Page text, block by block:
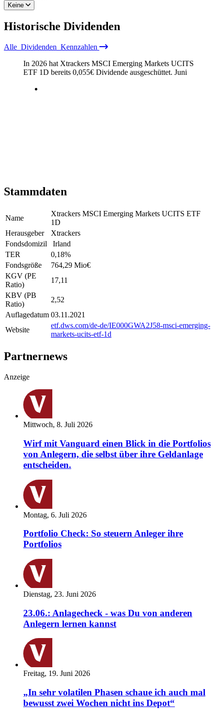
Keine
Historische Dividenden
Alle Dividenden Kennzahlen
In 2026 hat Xtrackers MSCI Emerging Markets UCITS
ETF 1D bereits 0,055€ Dividende ausgeschüttet. Juni
Stammdaten
Name
Xtrackers MSCI Emerging Markets UCITS ETF
1D
Herausgeber
Xtrackers
Fondsdomizil
Irland
TER
0,18%
Fondsgröße
764,29 Mio€
KGV (PE
Ratio)
17,11
KBV (PB
Ratio)
2,52
Auflagedatum 03.11.2021
Website
etf.dws.com/de-de/IE000GWA2J58-msci-emerging-
markets-ucits-etf-1d
Partnernews
Anzeige
Mittwoch, 8. Juli 2026
Wirf mit Vanguard einen Blick in die Portfolios
von Anlegern, die selbst über ihre Geldanlage
entscheiden.
Montag, 6. Juli 2026
Portfolio Check: So steuern Anleger ihre
Portfolios
Dienstag, 23. Juni 2026
23.06.: Anlagecheck - was Du von anderen
Anlegern lernen kannst
Freitag, 19. Juni 2026
„In sehr volatilen Phasen schaue ich auch mal
bewusst zwei Wochen nicht ins Depot“